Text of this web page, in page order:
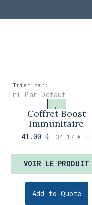
Trier par:
Tri Par Défaut
Coffret Boost
Immunitaire
41.00€ 34.17 € HT
VOIR LE PRODUIT
Add to Quote